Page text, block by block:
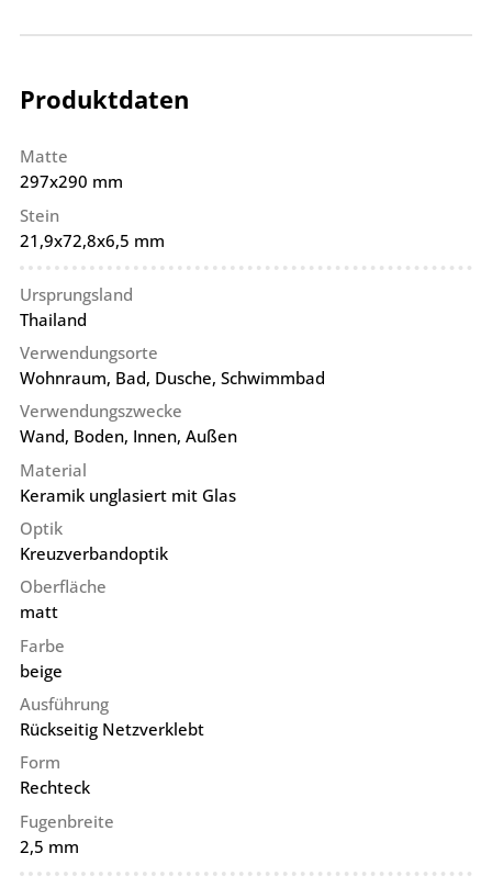
Produktdaten
Matte
297x290 mm
Stein
21,9x72,8x6,5 mm
Ursprungsland
Thailand
Verwendungsorte
Wohnraum, Bad, Dusche, Schwimmbad
Verwendungszwecke
Wand, Boden, Innen, Außen
Material
Keramik unglasiert mit Glas
Optik
Kreuzverbandoptik
Oberfläche
matt
Farbe
beige
Ausführung
Rückseitig Netzverklebt
Form
Rechteck
Fugenbreite
2,5 mm